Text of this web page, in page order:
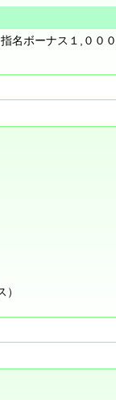
名ボーナス１,００